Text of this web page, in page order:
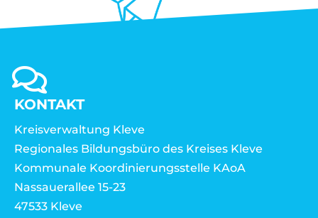
KONTAKT
Kreisverwaltung Kleve
Regionales Bildungsbüro des Kreises Kleve
Kommunale Koordinierungsstelle KAoA
Nassauerallee 15-23
47533 Kleve